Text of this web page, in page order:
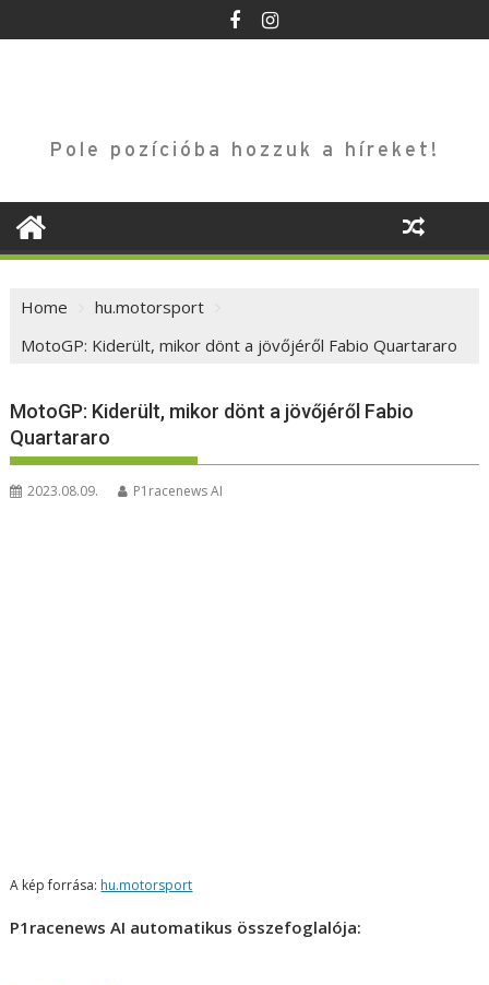
to
Pole pozícióba hozzuk a híreket!
Home
hu.motorsport
MotoGP: Kiderült, mikor dönt a jövőjéről Fabio Quartararo
MotoGP: Kiderült, mikor dönt a jövőjéről Fabio
Quartararo
2023.08.09. P1racenews AI
A kép forrása: hu.motorsport
P1racenews AI automatikus összefoglalója: